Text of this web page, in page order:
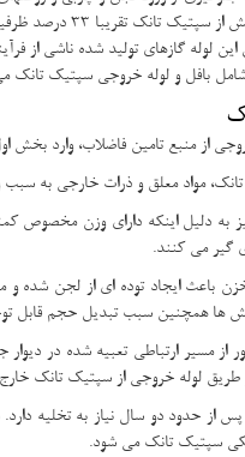
شده و در آن فاضلاب عاری از مواد قابل ته نشینی و شناوری تجمع می یابد.
این لوله گازهای تولید شده ناشی
بافل و لوله خروجی سپتیک تانک
منبع تامین فاضلاب، وارد بخش اول سپتیک
مواد معلق و ذرات خارجی به
نیز به دلیل اینکه دارای وزن
گیر می کنند.
ایجاد توده ای از لجن شده و
ها همچنین سبب تبدیل حجم قابل
از مسیر ارتباطی تعبیه شده در
طریق لوله خروجی از سپتیک تانک
از حدود دو سال نیاز به تخلیه
سپتیک تانک می شود.